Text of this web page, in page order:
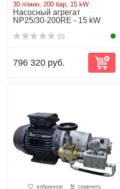
30 л/мин, 200 бар, 15 kW
Насосный агрегат
NP25/30-200RE - 15 kW
(0)
796 320 руб.
избранное сравнить